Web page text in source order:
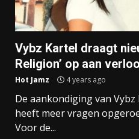
Vybz Kartel draagt
Religion’ op aan
Hot Jamz 4 years ago
De aankondiging van Vybz
heeft meer vragen
Voor de...